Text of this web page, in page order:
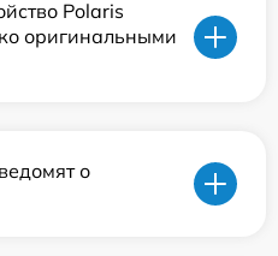
Polaris
оригинальными
о